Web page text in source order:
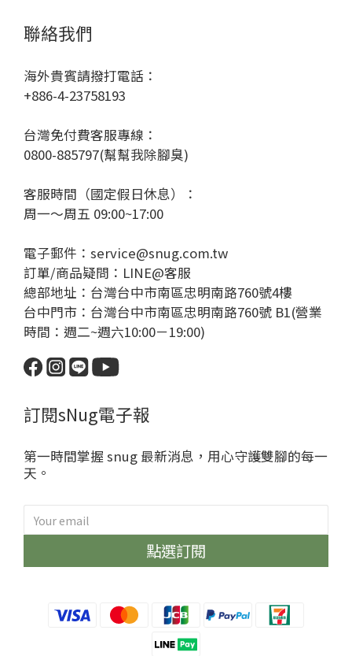
聯絡我們
海外貴賓請撥打電話：
+886-4-23758193
台灣免付費客服專線：
0800-885797(幫幫我除腳臭)
客服時間（國定假日休息）：
周一～周五 09:00~17:00
電子郵件：service@snug.com.tw
訂單/商品疑問： LINE@客服
總部地址：台灣台中市南區忠明南路760號4樓
台中門市：台灣台中市南區忠明南路760號 B1(營業
時間：週二~週六10:00－19:00)
訂閱sNug電子報
第一時間掌握 snug 最新消息，用心守護雙腳的每一
天。
點選訂閱
sNug給足呵護
眾多明星球星愛用推薦的神奇永久
除臭襪、不鐵腿壓縮神褲、清新內
衣褲通通限時優惠中！
加碼再送上專屬你的優惠碼